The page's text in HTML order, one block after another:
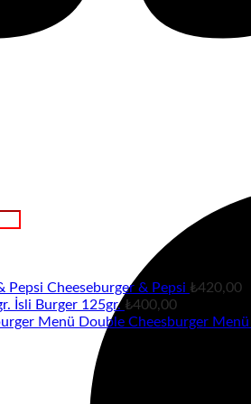
Cheeseburger & Pepsi ₺420,00
İsli Burger 125gr. ₺400,00
Double Cheesburger Menü